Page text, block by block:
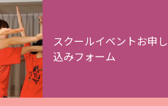
スクールイベントお申し
込みフォーム